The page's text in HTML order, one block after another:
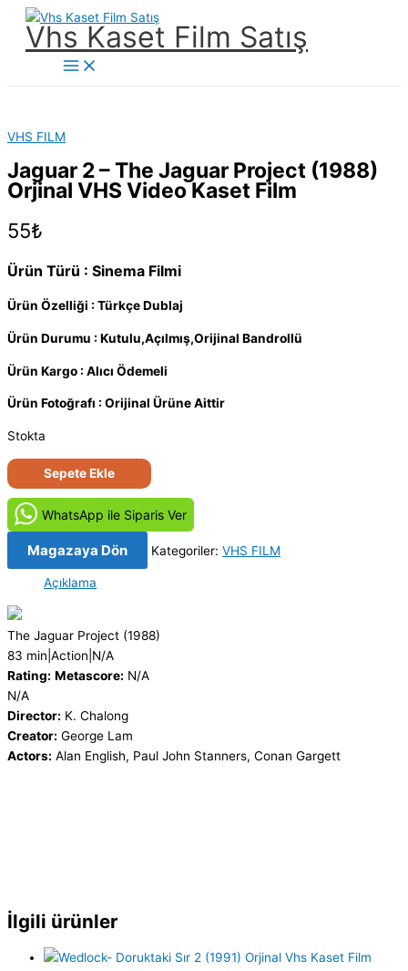
İçeriğe
Vhs Kaset Film Satış
Main
Menu
VHS FILM
Jaguar 2 – The Jaguar Project (1988)
Orjinal VHS Video Kaset Film
55₺
Ürün Türü : Sinema Filmi
Ürün Özelliği : Türkçe Dublaj
Ürün Durumu : Kutulu,Açılmış,Orijinal Bandrollü
Ürün Kargo : Alıcı Ödemeli
Ürün Fotoğrafı : Orijinal Ürüne Aittir
Stokta
Jaguar
2
The
Jaguar
Project
Orjinal
VHS
Video
Kaset
Film
adet
Sepete Ekle
WhatsApp ile Siparis Ver
Magazaya Dön Kategoriler: VHS FILM
Açıklama
The Jaguar Project (1988)
83 min Action N/A
Rating: Metascore: N/A
N/A
Director: K. Chalong
Creator: George Lam
Actors: Alan English, Paul John Stanners, Conan Gargett
İlgili ürünler